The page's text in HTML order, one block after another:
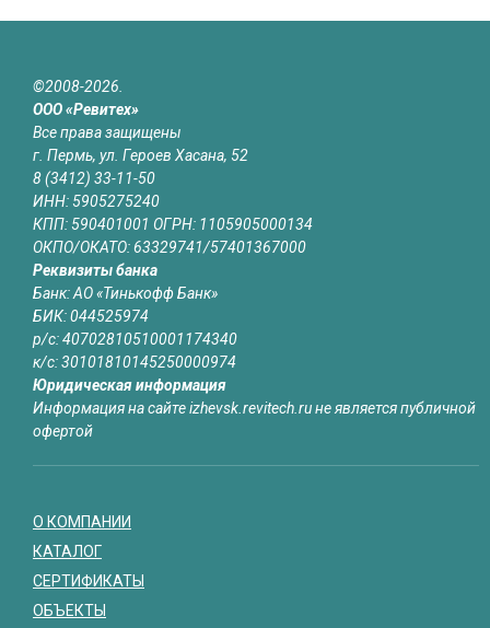
©2008-2026.
ООО «Ревитех»
Все права защищены
г. Пермь, ул. Героев Хасана, 52
8 (3412) 33-11-50
ИНН: 5905275240
КПП: 590401001 ОГРН: 1105905000134
ОКПО/ОКАТО: 63329741/57401367000
Реквизиты банка
Банк: АО «Тинькофф Банк»
БИК: 044525974
р/с: 40702810510001174340
к/с: 30101810145250000974
Юридическая информация
Информация на сайте izhevsk.revitech.ru не является публичной
офертой
О КОМПАНИИ
КАТАЛОГ
СЕРТИФИКАТЫ
ОБЪЕКТЫ